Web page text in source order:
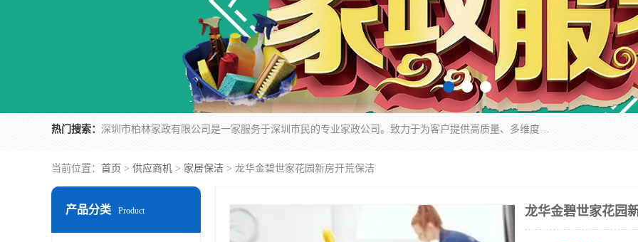
热门搜索： 深圳市柏林家政有限公司是一家服务于深圳市民的专业家政公司。致力于为客户提供高质量、多维度的家庭服务，包括养老、母婴、月嫂育婴早教、康复理疗、家电清洗和保洁等方面的专业服务。
当前位置： 首页 > 供应商机 > 家居保洁 > 龙华金碧世家花园新房开荒保洁
产品分类 Product 龙华金碧世家花园